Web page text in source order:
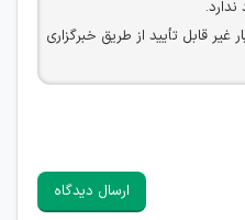
غیر قابل تأیید از طریق خبرگزاری
ندارد.
به هر طریقی قصد مأیوس کردن
سایر افراد (مسئول و غیر مسئول)
ارسال دیدگاه